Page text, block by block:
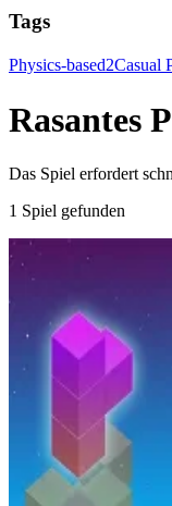
Tags
Physics-based2Casual
Rasantes
Das Spiel erfordert
1 Spiel gefunden